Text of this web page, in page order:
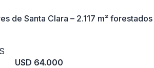
de Santa Clara – 2.117 m² forestados
USD 64.000